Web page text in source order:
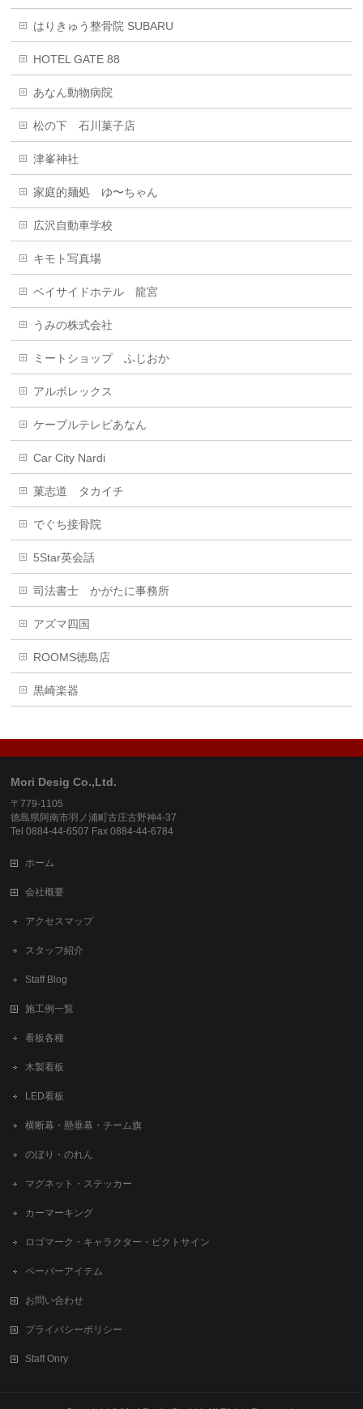
はりきゅう整骨院 SUBARU
HOTEL GATE 88
あなん動物病院
松の下 石川菓子店
津峯神社
家庭的麺処 ゆ〜ちゃん
広沢自動車学校
キモト写真場
ベイサイドホテル 龍宮
うみの株式会社
ミートショップ ふじおか
アルボレックス
ケーブルテレビあなん
Car City Nardi
菓志道 タカイチ
でぐち接骨院
5Star英会話
司法書士 かがたに事務所
アズマ四国
ROOMS徳島店
黒崎楽器
Mori Desig Co.,Ltd.
〒779-1105
徳島県阿南市羽ノ浦町古庄古野神4-37
Tel 0884-44-6507 Fax 0884-44-6784
ホーム
会社概要
アクセスマップ
スタッフ紹介
Staff Blog
施工例一覧
看板各種
木製看板
LED看板
横断幕・懸垂幕・チーム旗
のぼり・のれん
マグネット・ステッカー
カーマーキング
ロゴマーク・キャラクター・ピクトサイン
ペーパーアイテム
お問い合わせ
プライバシーポリシー
Staff Onry